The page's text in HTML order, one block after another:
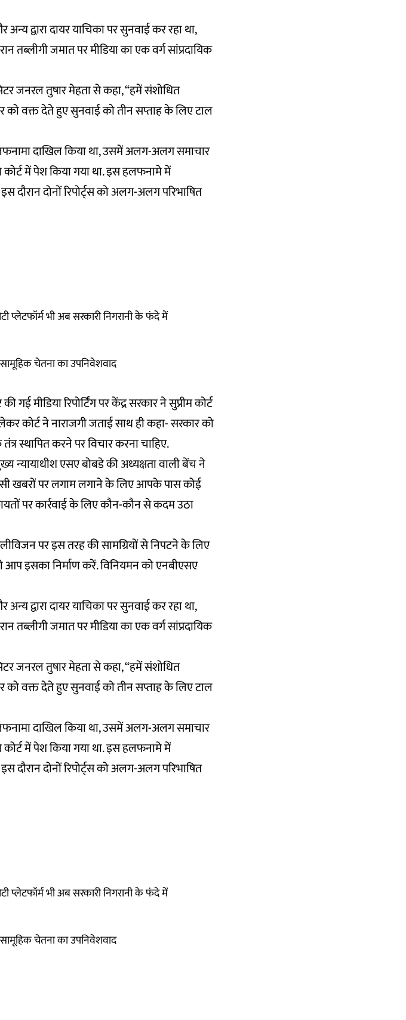
द्वारा दायर याचिका पर सुनवाई कर रहा था,
जमात पर मीडिया का एक वर्ग सांप्रदायिक
जनरल तुषार मेहता से कहा, “हमें संशोधित
वक्त देते हुए सुनवाई को तीन सप्ताह के लिए टाल
दाखिल किया था, उसमें अलग-अलग समाचार
में पेश किया गया था. इस हलफनामे में
दौरान दोनों रिपोर्ट्स को अलग-अलग परिभाषित
प्लेटफॉर्म भी अब सरकारी निगरानी के फंदे में
चेतना का उपनिवेशवाद
गई मीडिया रिपोर्टिंग पर केंद्र सरकार ने सुप्रीम कोर्ट
कोर्ट ने नाराजगी जताई साथ ही कहा- सरकार को
स्थापित करने पर विचार करना चाहिए.
न्यायाधीश एसए बोबडे की अध्यक्षता वाली बेंच ने
खबरों पर लगाम लगाने के लिए आपके पास कोई
पर कार्रवाई के लिए कौन-कौन से कदम उठा
पर इस तरह की सामग्रियों से निपटने के लिए
आप इसका निर्माण करें. विनियमन को एनबीएसए
द्वारा दायर याचिका पर सुनवाई कर रहा था,
जमात पर मीडिया का एक वर्ग सांप्रदायिक
जनरल तुषार मेहता से कहा, “हमें संशोधित
वक्त देते हुए सुनवाई को तीन सप्ताह के लिए टाल
दाखिल किया था, उसमें अलग-अलग समाचार
में पेश किया गया था. इस हलफनामे में
दौरान दोनों रिपोर्ट्स को अलग-अलग परिभाषित
प्लेटफॉर्म भी अब सरकारी निगरानी के फंदे में
चेतना का उपनिवेशवाद